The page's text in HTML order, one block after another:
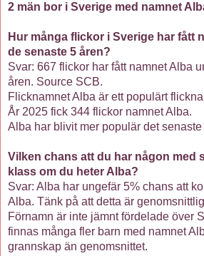
2 män bor i Sverige med namnet
Hur många flickor i Sverige har fått
de senaste 5 åren?
Svar: 667 flickor har fått namnet Alba
åren. Source SCB.
Flicknamnet Alba är ett populärt
År 2025 fick 344 flickor namnet Alba.
Alba har blivit mer populär det senaste
Vilken chans att du har någon med
klass om du heter Alba?
Svar: Alba har ungefär 5% chans att
Alba. Tänk på att detta är
Förnamn är inte jämnt fördelade över
finnas många fler barn med namnet
grannskap än genomsnittet.